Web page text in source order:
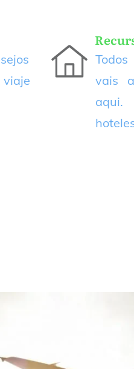
viaje
vais
aqui.